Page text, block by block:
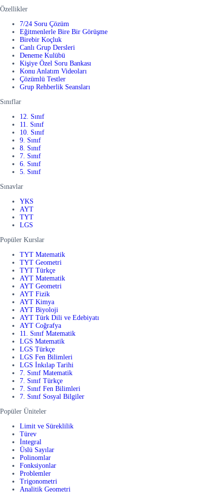
Özellikler
7/24 Soru Çözüm
Eğitmenlerle Bire Bir Görüşme
Birebir Koçluk
Canlı Grup Dersleri
Deneme Kulübü
Kişiye Özel Soru Bankası
Konu Anlatım Videoları
Çözümlü Testler
Grup Rehberlik Seansları
Sınıflar
12. Sınıf
11. Sınıf
10. Sınıf
9. Sınıf
8. Sınıf
7. Sınıf
6. Sınıf
5. Sınıf
Sınavlar
YKS
AYT
TYT
LGS
Popüler Kurslar
TYT Matematik
TYT Geometri
TYT Türkçe
AYT Matematik
AYT Geometri
AYT Fizik
AYT Kimya
AYT Biyoloji
AYT Türk Dili ve Edebiyatı
AYT Coğrafya
11. Sınıf Matematik
LGS Matematik
LGS Türkçe
LGS Fen Bilimleri
LGS İnkılap Tarihi
7. Sınıf Matematik
7. Sınıf Türkçe
7. Sınıf Fen Bilimleri
7. Sınıf Sosyal Bilgiler
Popüler Üniteler
Limit ve Süreklilik
Türev
İntegral
Üslü Sayılar
Polinomlar
Fonksiyonlar
Problemler
Trigonometri
Analitik Geometri